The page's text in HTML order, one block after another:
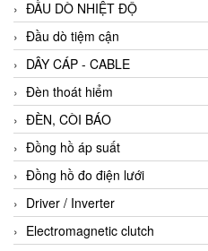
ĐẦU DÒ NHIỆT ĐỘ
Đầu dò tiệm cận
DÂY CÁP - CABLE
Đèn thoát hiểm
ĐÈN, CÒI BÁO
Đồng hồ áp suất
Đồng hồ đo điện lưới
Driver / Inverter
Electromagnetic clutch